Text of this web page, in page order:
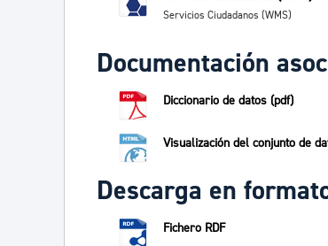
Servicios Ciudadanos (WMS)
Documentación
Diccionario de datos (pdf)
Visualización del conjunto de
Descarga en
Fichero RDF